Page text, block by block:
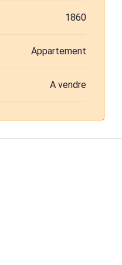
1860
Appartement
A vendre